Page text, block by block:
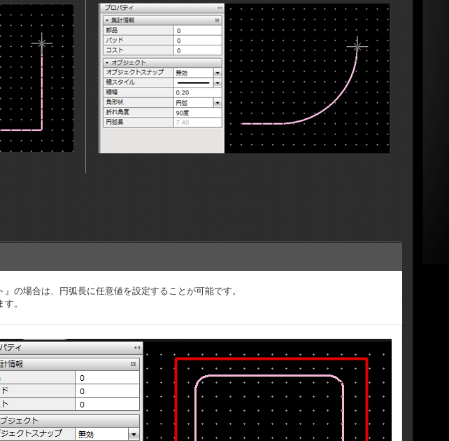
の場合は、円弧長に任意値を設定することが可能です。
。